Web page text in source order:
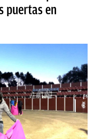
puertas en